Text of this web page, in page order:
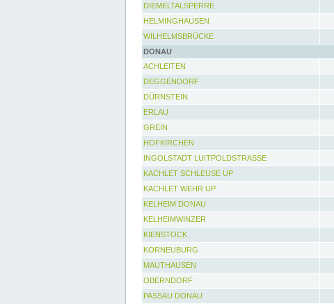
DIEMELTALSPERRE
HELMINGHAUSEN
WILHELMSBRÜCKE
DONAU
ACHLEITEN
DEGGENDORF
DÜRNSTEIN
ERLAU
GREIN
HOFKIRCHEN
INGOLSTADT LUITPOLDSTRASSE
KACHLET SCHLEUSE UP
KACHLET WEHR UP
KELHEIM DONAU
KELHEIMWINZER
KIENSTOCK
KORNEUBURG
MAUTHAUSEN
OBERNDORF
PASSAU DONAU